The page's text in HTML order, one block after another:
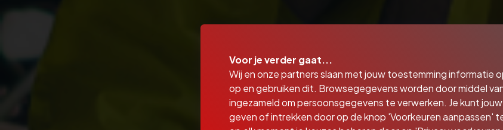
Voor je verder gaat...
Wij en onze partners slaan met jouw toestemming informatie
op en gebruiken dit. Browsegegevens worden door middel
ingezameld om persoonsgegevens te verwerken. Je kunt
geven of intrekken door op de knop 'Voorkeuren aanpassen'